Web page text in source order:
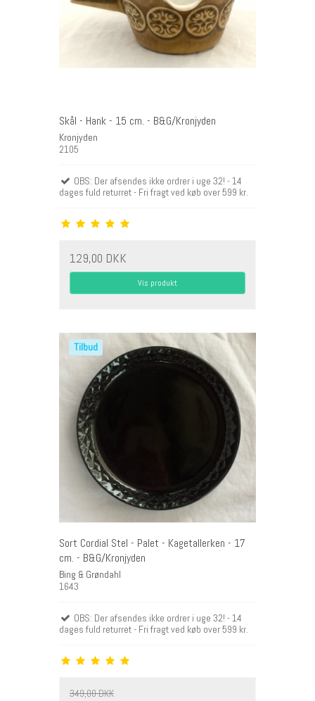
Skål - Hank - 15 cm. - B&G/Kronjyden
Kronjyden
2105
OBS: Der afsendes ikke ordrer i uge 32! - 14
dages fuld returret - Fri fragt ved køb over 599 kr.
129,00 DKK
Vis produkt
Tilbud
Sort Cordial Stel - Palet - Kagetallerken - 17
cm. - B&G/Kronjyden
Bing & Grøndahl
1643
OBS: Der afsendes ikke ordrer i uge 32! - 14
dages fuld returret - Fri fragt ved køb over 599 kr.
349,00 DKK